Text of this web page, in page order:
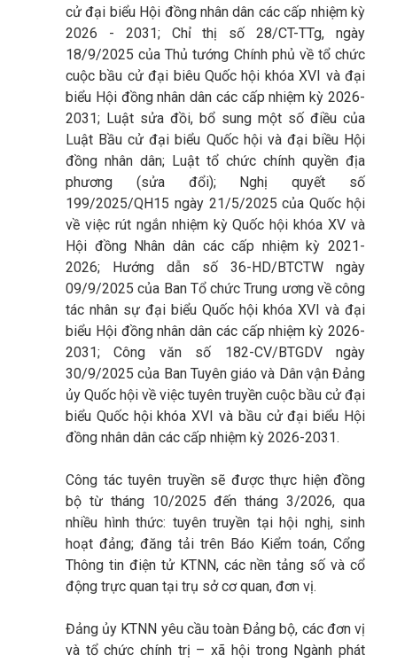
cử đại biểu Hội đồng nhân dân các cấp nhiệm kỳ
2026 - 2031; Chỉ thị số 28/CT-TTg, ngày
18/9/2025 của Thủ tướng Chính phủ về tổ chức
cuộc bầu cử đại biêu Quốc hội khóa XVI và đại
biểu Hội đồng nhân dân các cấp nhiệm kỳ 2026-
2031; Luật sửa đồi, bổ sung một số điều của
Luật Bầu cử đại biểu Quốc hội và đại biều Hội
đồng nhân dân; Luật tổ chức chính quyền địa
phương (sửa đổi); Nghị quyết số
199/2025/QH15 ngày 21/5/2025 của Quốc hội
về việc rút ngắn nhiệm kỳ Quốc hội khóa XV và
Hội đồng Nhân dân các cấp nhiệm kỳ 2021-
2026; Hướng dẫn số 36-HD/BTCTW ngày
09/9/2025 của Ban Tổ chức Trung ương về công
tác nhân sự đại biểu Quốc hội khóa XVI và đại
biểu Hội đồng nhân dân các cấp nhiệm kỳ 2026-
2031; Công văn số 182-CV/BTGDV ngày
30/9/2025 của Ban Tuyên giáo và Dân vận Đảng
ủy Quốc hội về việc tuyên truyền cuộc bầu cử đại
biểu Quốc hội khóa XVI và bầu cử đại biểu Hội
đồng nhân dân các cấp nhiệm kỳ 2026-2031.
Công tác tuyên truyền sẽ được thực hiện đồng
bộ từ tháng 10/2025 đến tháng 3/2026, qua
nhiều hình thức: tuyên truyền tại hội nghị, sinh
hoạt đảng; đăng tải trên Báo Kiểm toán, Cổng
Thông tin điện tử KTNN, các nền tảng số và cổ
động trực quan tại trụ sở cơ quan, đơn vị.
Đảng ủy KTNN yêu cầu toàn Đảng bộ, các đơn vị
và tổ chức chính trị – xã hội trong Ngành phát